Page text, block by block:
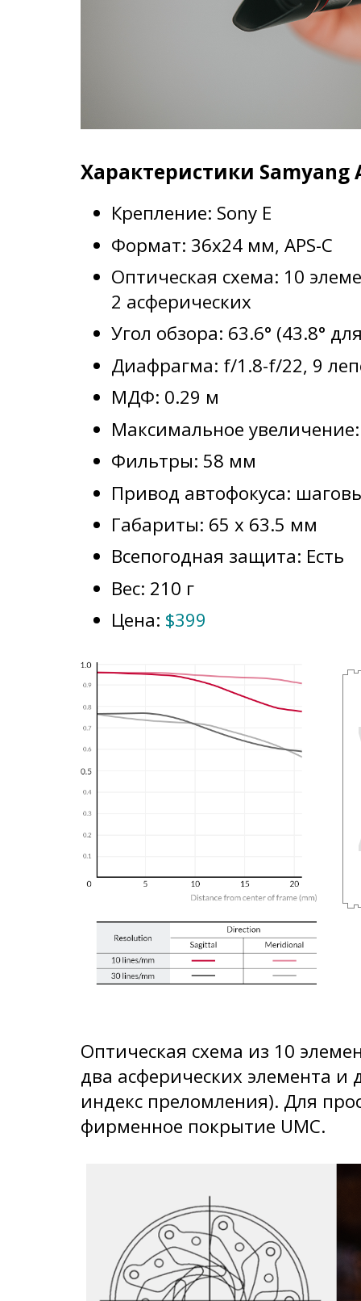
Характеристики Samyang
Крепление: Sony E
Формат: 36x24 мм, APS-C
Оптическая схема: 10
2 асферических
Угол обзора: 63.6° (43.8°
Диафрагма: f/1.8-f/22, 9
МДФ: 0.29 м
Максимальное
Фильтры: 58 мм
Привод автофокуса:
Габариты: 65 x 63.5 мм
Всепогодная защита: Есть
Вес: 210 г
Цена: $399
Оптическая схема из 10
два асферических элемента и
индекс преломления). Для
фирменное покрытие UMC.